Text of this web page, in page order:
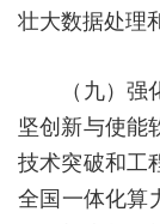
壮大数据处理
（九）强
坚创新与使能
技术突破和工
全国一体化算